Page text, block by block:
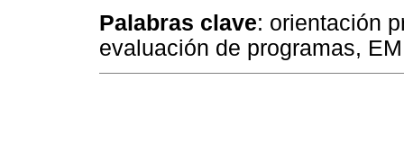
Palabras clave: orientación
evaluación de programas,